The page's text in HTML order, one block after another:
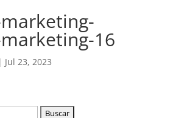
16
| Jul 23, 2023